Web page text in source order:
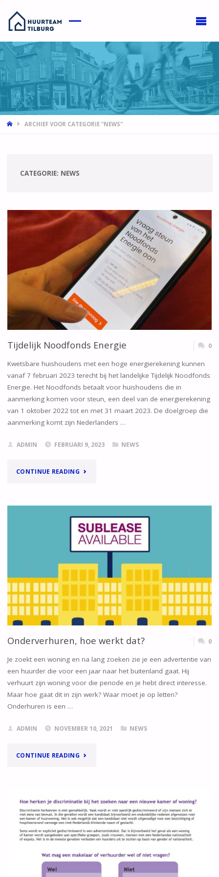
HOMEARCHIEF VOOR CATEGORIE "NEWS"
CATEGORIE: NEWS
Tijdelijk Noodfonds Energie 0
Kwetsbare huishoudens met een hoge energierekening kunnen
vanaf 7 februari 2023 terecht bij het landelijke Tijdelijk Noodfonds
Energie. Het Noodfonds betaalt voor huishoudens die in
aanmerking komen voor steun, een deel van de energierekening
van 1 oktober 2022 tot en met 31 maart 2023. De doelgroep die
aanmerking komt zijn Nederlanders …
ADMIN FEBRUARI 9, 2023 NEWS
CONTINUE READING"TIJDELIJK
Onderverhuren, hoe werkt dat? 0
Je zoekt een woning en na lang zoeken zie je een advertentie van
een huurder die voor een jaar naar het buitenland gaat. Hij
verhuurt zijn woning voor die periode en je hebt direct interesse.
Maar hoe gaat dit in zijn werk? Waar moet je op letten?
Onderhuren is een …
ADMIN NOVEMBER 10, 2021 NEWS
CONTINUE READING"ONDERVERHUREN,
DAT?"